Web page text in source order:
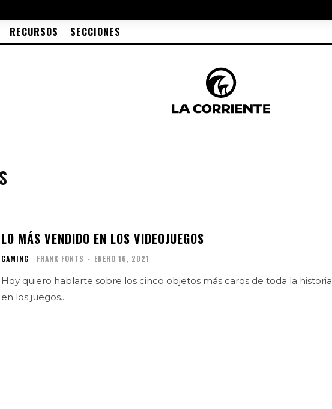
RECURSOS SECCIONES
LO MÁS VENDIDO EN LOS VIDEOJUEGOS
GAMING FRANK FONTS - ENERO 16, 2021
Hoy quiero hablarte sobre los cinco objetos más caros de toda la historia
en los juegos...